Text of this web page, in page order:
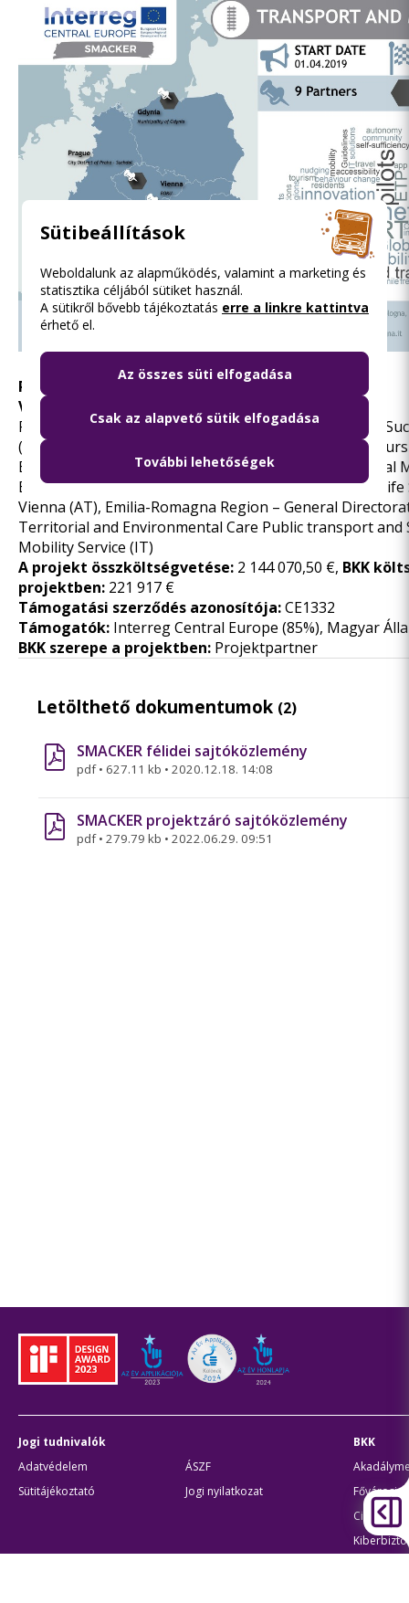
Projekthonlap:
Vezető partner:
Partnerek: ITL (IT), Municipality of Gdynia (PL), Prága
(CZ), University of Maribor (SL), City Municipality of
BKK Budapesti Közlekedési Központ Zrt. (HU), Regional
East Tyrol (AT), University of Natural Resources and Life
Vienna (AT), Emilia-Romagna Region – General
Territorial and Environmental Care Public transport and
Mobility Service (IT)
A projekt összköltségvetése: 2 144 070,50 €, BKK
projektben: 221 917 €
Támogatási szerződés azonosítója:CE1332
Támogatók: Interreg Central Europe (85%), Magyar
BKK szerepe a projektben: Projektpartner
Letölthető dokumentumok (2)
SMACKER félidei sajtóközlemény
pdf• 627.11 kb • 2020.12.18. 14:08
SMACKER projektzáró sajtóközlemény
pdf• 279.79 kb • 2022.06.29. 09:51
Jogi tudnivalók
Adatvédelem
ÁSZF
Sütitájékoztató
Jogi nyilatkozat
BKK
Fővárosi
Civil
Sütibeállítások
Weboldalunk az alapműködés, valamint a marketing és
statisztika céljából sütiket használ.
A sütikről bővebb tájékoztatás erre a linkre kattintva
érhető el.
Az összes süti elfogadása
Csak az alapvető sütik elfogadása
További lehetőségek